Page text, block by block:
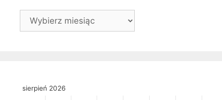
Archiwa
sierpień 2026